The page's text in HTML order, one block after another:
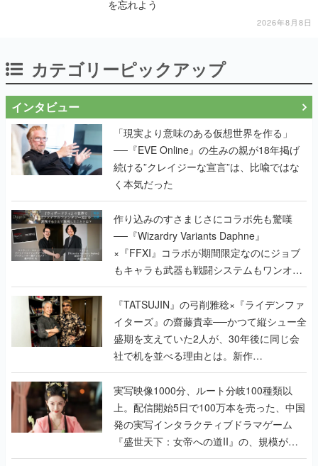
を忘れよう
2026年8月8日
カテゴリーピックアップ
インタビュー
「現実より意味のある仮想世界を作る」
──『EVE Online』の生みの親が18年掲げ
続ける”クレイジーな宣言”は、比喩ではな
く本気だった
作り込みのすさまじさにコラボ先も驚嘆
──『Wizardry Variants Daphne』
×『FFXI』コラボが期間限定なのにジョブ
もキャラも武器も戦闘システムもワンオフ
で作り込まれた理由を両ディレクターに聞
く
『TATSUJIN』の弓削雅稔×『ライデンファ
イターズ』の齋藤貴幸──かつて縦シュー全
盛期を支えていた2人が、30年後に同じ会
社で机を並べる理由とは。新作
『TATSUJIN EXTREME』で初タッグを組
んだレジェンド2人に訊く開発秘話
実写映像1000分、ルート分岐100種類以
上。配信開始5日で100万本を売った、中国
発の実写インタラクティブドラマゲーム
『盛世天下：女帝への道II』の、規模が違
うこだわりをプロデューサーに聞いた